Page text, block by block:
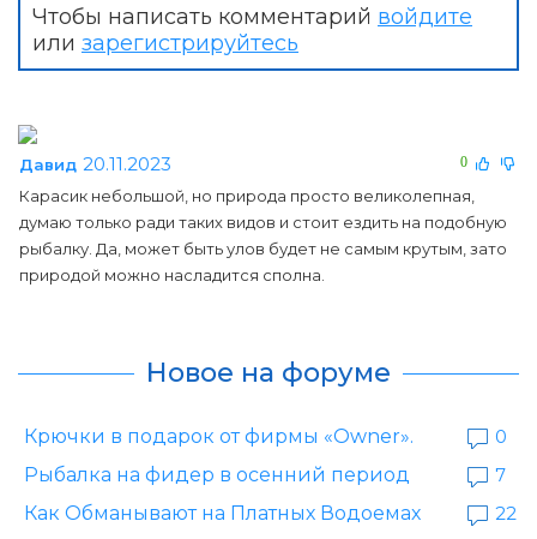
Чтобы написать комментарий войдите
или зарегистрируйтесь
0
Давид 20.11.2023
Карасик небольшой, но природа просто великолепная,
думаю только ради таких видов и стоит ездить на подобную
рыбалку. Да, может быть улов будет не самым крутым, зато
природой можно насладится сполна.
Новое на форуме
Крючки в подарок от фирмы «Owner».
0
Рыбалка на фидер в осенний период
7
Как Обманывают на Платных Водоемах
22